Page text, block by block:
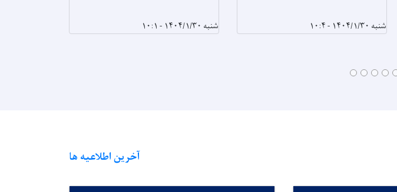
شنبه ۱۴۰۴/۱/۳۰ - ۱۰:۴ شنبه ۱۴۰۴/۱/۳۰ - ۱۰:۱
آخرین اطلاعیه ها